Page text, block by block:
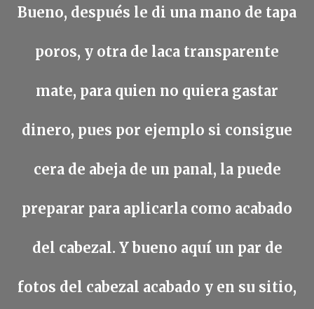
Bueno, después le di una mano de tapa
poros, y otra de laca transparente
mate, para quien no quiera gastar
dinero, pues por ejemplo si consigue
cera de abeja de un panal, la puede
preparar para aplicarla como acabado
del cabezal. Y bueno aquí un par de
fotos del cabezal acabado y en su sitio,